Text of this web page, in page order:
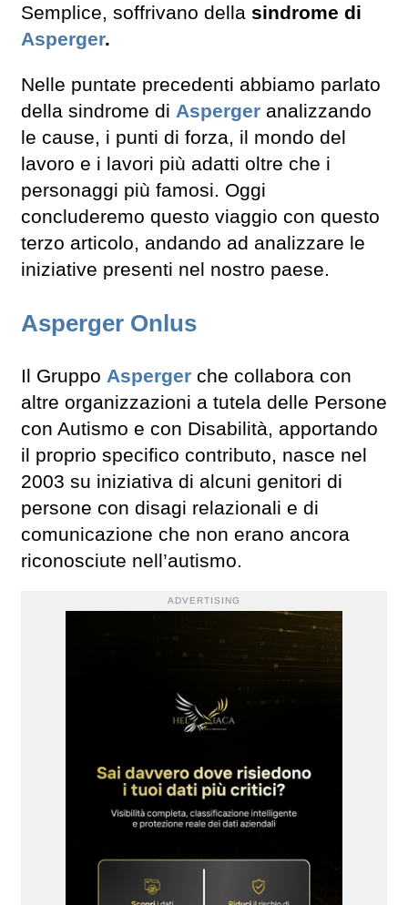
Semplice, soffrivano della sindrome di
Asperger.
Nelle puntate precedenti abbiamo parlato
della sindrome di Asperger analizzando
le cause, i punti di forza, il mondo del
lavoro e i lavori più adatti oltre che i
personaggi più famosi. Oggi
concluderemo questo viaggio con questo
terzo articolo, andando ad analizzare le
iniziative presenti nel nostro paese.
Asperger Onlus
Il Gruppo Asperger che collabora con
altre organizzazioni a tutela delle Persone
con Autismo e con Disabilità, apportando
il proprio specifico contributo, nasce nel
2003 su iniziativa di alcuni genitori di
persone con disagi relazionali e di
comunicazione che non erano ancora
riconosciute nell’autismo.
ADVERTISING